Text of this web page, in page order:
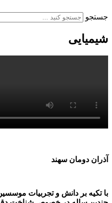
جستجو
شیمیایی
آذران دومان سهند
با تکیه بر دانش و تجربیات